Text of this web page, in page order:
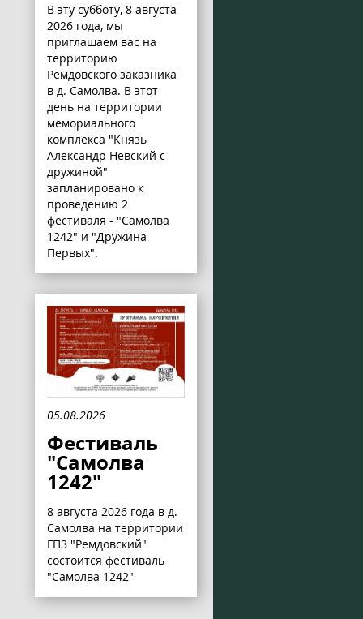
В эту субботу, 8 августа
2026 года, мы
приглашаем вас на
территорию
Ремдовского заказника
в д. Самолва. В этот
день на территории
мемориального
комплекса "Князь
Александр Невский с
дружиной"
запланировано к
проведению 2
фестиваля - "Самолва
1242" и "Дружина
Первых".
05.08.2026
Фестиваль
"Самолва
1242"
8 августа 2026 года в д.
Самолва на территории
ГПЗ "Ремдовский"
состоится фестиваль
"Самолва 1242"